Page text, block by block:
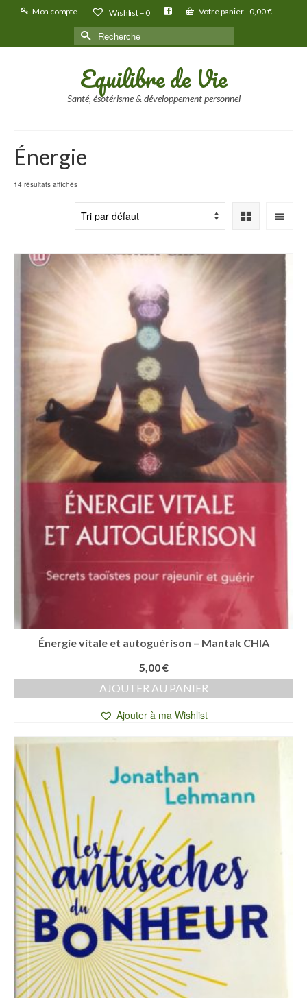
Mon compte Wishlist –0 Votre panier-0,00€
Rechercher :
Equilibre de Vie
Santé, ésotérisme & développement personnel
Énergie
14 résultats affichés
Énergie vitale et autoguérison – Mantak CHIA
5,00€
AJOUTER AU PANIER
Ajouter à ma Wishlist